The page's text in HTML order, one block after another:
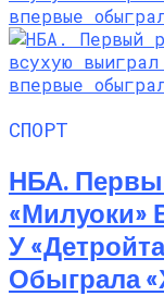
СПОРТ
НБА.
«Милуоки»
У
Обыграла